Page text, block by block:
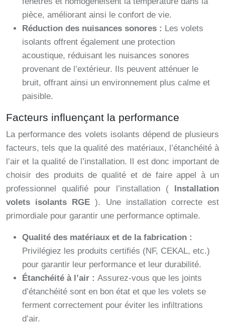
pièce, améliorant ainsi le confort de vie.
Réduction des nuisances sonores : Les volets
isolants offrent également une protection
acoustique, réduisant les nuisances sonores
provenant de l’extérieur. Ils peuvent atténuer le
bruit, offrant ainsi un environnement plus calme et
paisible.
Facteurs influençant la performance
La performance des volets isolants dépend de plusieurs
facteurs, tels que la qualité des matériaux, l’étanchéité à
l’air et la qualité de l’installation. Il est donc important de
choisir des produits de qualité et de faire appel à un
professionnel qualifié pour l’installation (
Installation
volets isolants RGE). Une installation correcte est
primordiale pour garantir une performance optimale.
Qualité des matériaux et de la fabrication :
Privilégiez les produits certifiés (NF, CEKAL, etc.)
pour garantir leur performance et leur durabilité.
Étanchéité à l’air : Assurez-vous que les joints
d’étanchéité sont en bon état et que les volets se
ferment correctement pour éviter les infiltrations
d’air.